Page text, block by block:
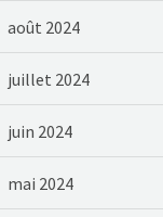
août 2024
juillet 2024
juin 2024
mai 2024